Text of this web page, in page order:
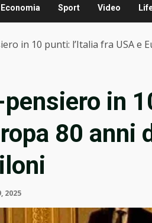
Economia Sport Video
in 10 punti: l’Italia fra USA e
in
80 anni
2025